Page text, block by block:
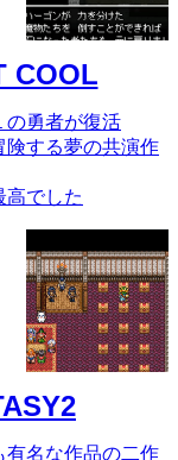
COOL
の勇者が復活
険する夢の共演作
高でした
有名な作品の二作